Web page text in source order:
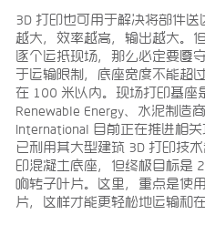
3D 打印也可用于解决将部件
越大，效率越高，输出越大。
逐个运抵现场，那么必定要遵
于运输限制，底座宽度不能超
在 100 米以内。现场打印基座
Renewable Energy、水泥制造
International 目前正在推进相关
已利用其大型建筑 3D 打印技
印混凝土底座，但终极目标是
响转子叶片。这里，重点是使
片，这样才能更轻松地运输和